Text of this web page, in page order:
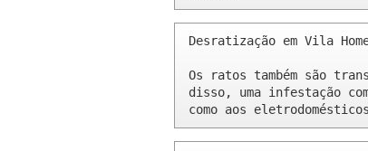
Desratização em Vila
Os ratos também são
disso, uma infestação
como aos